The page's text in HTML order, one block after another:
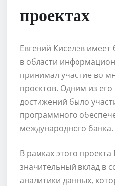
проектах
Евгений Киселев
в области
принимал участие во
проектов. Одним из
достижений было
программного
международного банка.
В рамках этого проекта
значительный вклад в
аналитики данных,